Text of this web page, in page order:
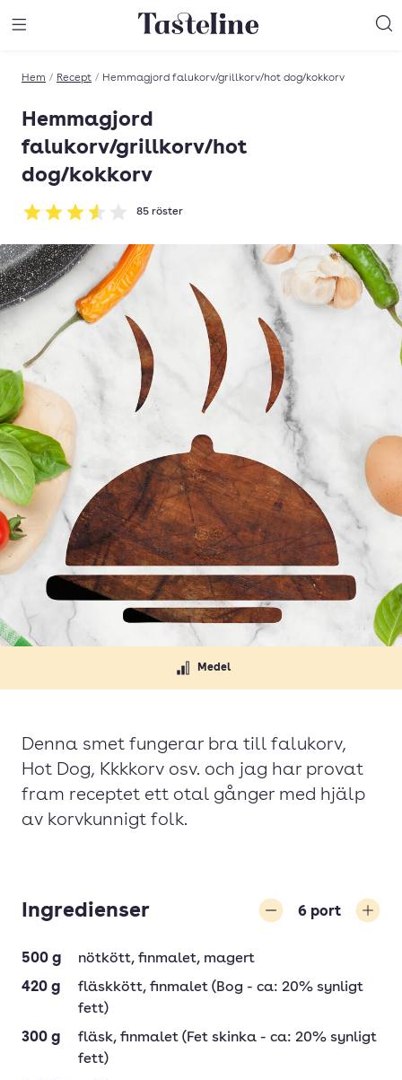
Till Tastelines startsida
Hem / Recept / Hemmagjord falukorv/grillkorv/hot dog/kokkorv
Hemmagjord
falukorv/grillkorv/hot
dog/kokkorv
Betyg: 3.53 av 5
85 röster
Medel
Denna smet fungerar bra till falukorv,
Hot Dog, Kkkkorv osv. och jag har provat
fram receptet ett otal gånger med hjälp
av korvkunnigt folk.
Ingredienser 6 port
500 g nötkött, finmalet, magert
420 g fläskkött, finmalet (Bog - ca: 20% synligt
fett)
300 g fläsk, finmalet (Fet skinka - ca: 20% synligt
fett)